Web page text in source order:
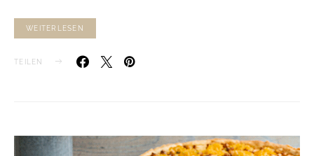
WEITERLESEN
TEILEN